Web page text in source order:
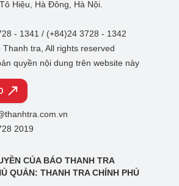
Hiệu, Hà Đông, Hà Nội.
- 1341 / (+84)24 3728 - 1342
tra, All rights reserved
quyền nội dung trên website này
2019
CỦA BÁO THANH TRA
QUẢN: THANH TRA CHÍNH PHỦ